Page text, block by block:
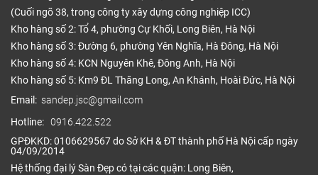
Tấm nhựa ốp tường thường có cấu tạo gồm 4 lớp
Lớp (4 lớp) Tác dụng
Lớp bảo vệ
Giúp chống mòn, nấm mốc,
nước, và bay màu, đồng thời
tăng độ bền, chống xước và làm
ốp luôn mới đẹp.
Phong cách thiết kế hiện đại lấy
(Cuối ngõ 38, trong công ty xây dựng công nghiệp ICC)
Kho hàng số 2: Tổ 4, phường Cự Khối, Long Biên, Hà Nội
Kho hàng số 3: Đường 6, phường Yên Nghĩa, Hà Đông, Hà Nội
Kho hàng số 4: KCN Nguyên Khê, Đông Anh, Hà Nội
Kho hàng số 5: Km9 ĐL Thăng Long, An Khánh, Hoài Đức, Hà Nội
Email: sandep.jsc@gmail.com
Hotline: 0916.422.522
GPĐKKD: 0106629567 do Sở KH & ĐT thành phố Hà Nội cấp ngày
04/09/2014
Hệ thống đại lý Sàn Đẹp có tại các quận: Long Biên,